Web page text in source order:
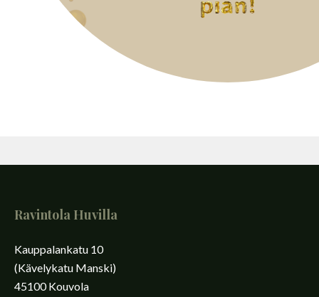
Ravintola Huvilla
Kauppalankatu 10
(Kävelykatu Manski)
45100 Kouvola